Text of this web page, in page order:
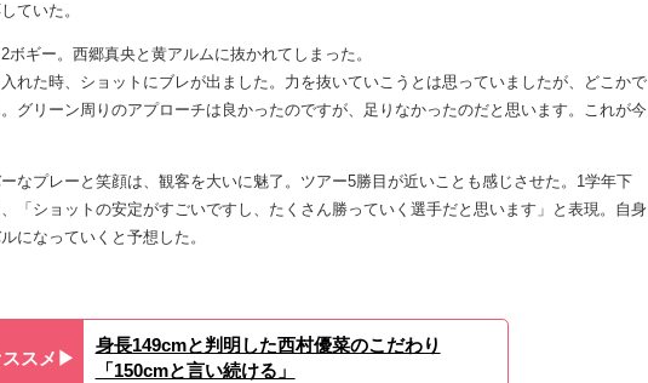
ていた。
ギー。西郷真央と黄アルムに抜かれてしまった。
れた時、ショットにブレが出ました。力を抜いていこうとは思っていましたが、どこかで
グリーン周りのアプローチは良かったのですが、足りなかったのだと思います。これが今
なプレーと笑顔は、観客を大いに魅了。ツアー5勝目が近いことも感じさせた。1学年下
「ショットの安定がすごいですし、たくさん勝っていく選手だと思います」と表現。自身
になっていくと予想した。
ススメ▶︎
身長149cmと判明した西村優菜のこだわり
「150cmと言い続ける」